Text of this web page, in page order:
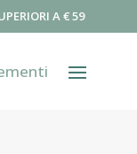
A € 59